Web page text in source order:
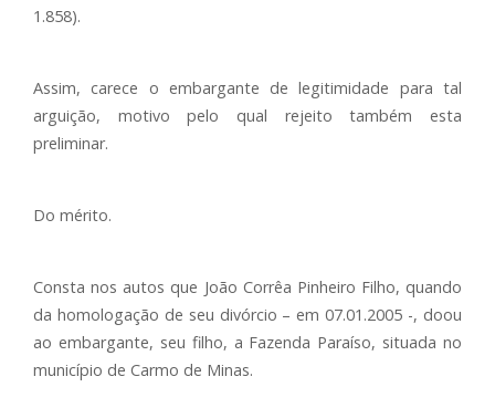
1.858).
Assim, carece o embargante de legitimidade para tal
arguição, motivo pelo qual rejeito também esta
preliminar.
Do mérito.
Consta nos autos que João Corrêa Pinheiro Filho, quando
da homologação de seu divórcio – em 07.01.2005 -, doou
ao embargante, seu filho, a Fazenda Paraíso, situada no
município de Carmo de Minas.